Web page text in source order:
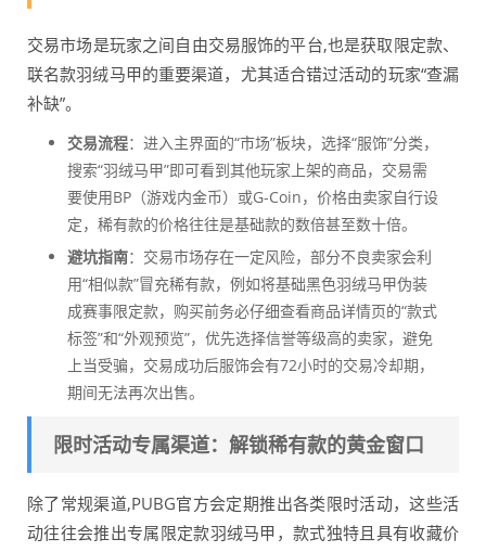
交易市场是玩家之间自由交易服饰的平台,也是获取限定款、
联名款羽绒马甲的重要渠道，尤其适合错过活动的玩家“查漏
补缺”。
交易流程：进入主界面的“市场”板块，选择“服饰”分类，
搜索“羽绒马甲”即可看到其他玩家上架的商品，交易需
要使用BP（游戏内金币）或G-Coin，价格由卖家自行设
定，稀有款的价格往往是基础款的数倍甚至数十倍。
避坑指南：交易市场存在一定风险，部分不良卖家会利
用“相似款”冒充稀有款，例如将基础黑色羽绒马甲伪装
成赛事限定款，购买前务必仔细查看商品详情页的“款式
标签”和“外观预览”，优先选择信誉等级高的卖家，避免
上当受骗，交易成功后服饰会有72小时的交易冷却期，
期间无法再次出售。
限时活动专属渠道：解锁稀有款的黄金窗口
除了常规渠道,PUBG官方会定期推出各类限时活动，这些活
动往往会推出专属限定款羽绒马甲，款式独特且具有收藏价